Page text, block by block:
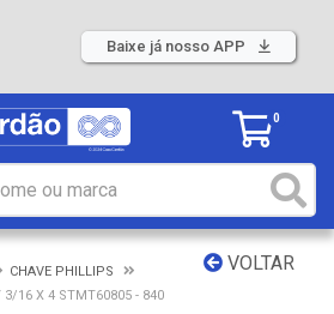
Baixe já nosso APP
0
VOLTAR
CHAVE PHILLIPS
3/16 X 4 STMT60805 - 840